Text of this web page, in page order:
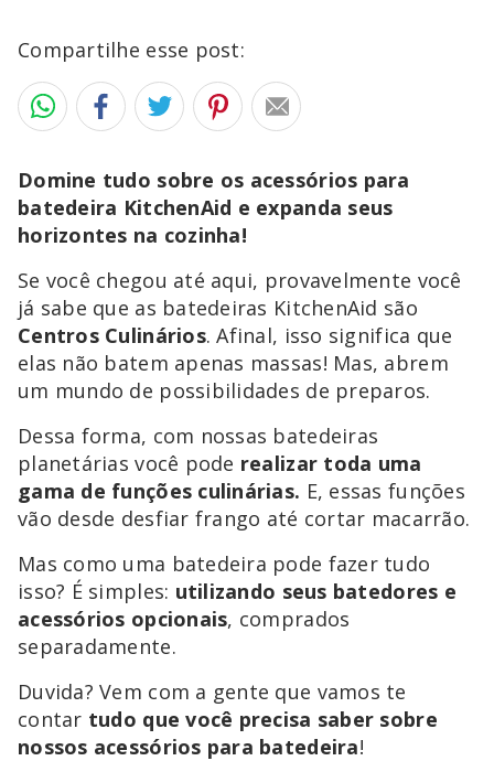
Compartilhe esse post:
Domine tudo sobre os acessórios para
batedeira KitchenAid e expanda seus
horizontes na cozinha!
Se você chegou até aqui, provavelmente você
já sabe que as batedeiras KitchenAid são
Centros Culinários. Afinal, isso significa que
elas não batem apenas massas! Mas, abrem
um mundo de possibilidades de preparos.
Dessa forma, com nossas batedeiras
planetárias você pode realizar toda uma
gama de funções culinárias. E, essas funções
vão desde desfiar frango até cortar macarrão.
Mas como uma batedeira pode fazer tudo
isso? É simples: utilizando seus batedores e
acessórios opcionais, comprados
separadamente.
Duvida? Vem com a gente que vamos te
contar tudo que você precisa saber sobre
nossos acessórios para batedeira!